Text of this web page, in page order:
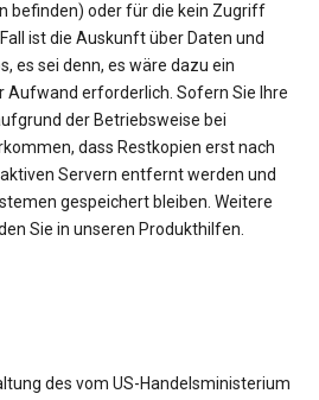
befinden) oder für die kein Zugriff
ist die Auskunft über Daten und
es sei denn, es wäre dazu ein
Aufwand erforderlich. Sofern Sie Ihre
der Betriebsweise bei
dass Restkopien erst nach
Servern entfernt werden und
gespeichert bleiben. Weitere
Sie in unseren Produkthilfen.
des vom US-Handelsministerium